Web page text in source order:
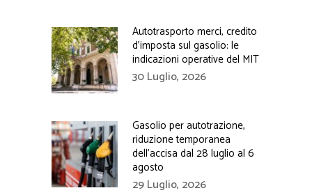
Autotrasporto merci, credito
d’imposta sul gasolio: le
indicazioni operative del MIT
30 Luglio, 2026
Gasolio per autotrazione,
riduzione temporanea
dell’accisa dal 28 luglio al 6
agosto
29 Luglio, 2026